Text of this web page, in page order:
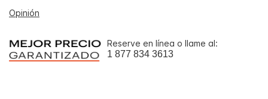
Opinión
Reserve en línea o llame al:
1 877 834 3613